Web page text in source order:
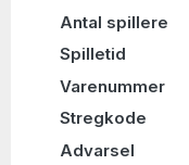
Antal spillere
Spilletid
Varenummer
Stregkode
Advarsel